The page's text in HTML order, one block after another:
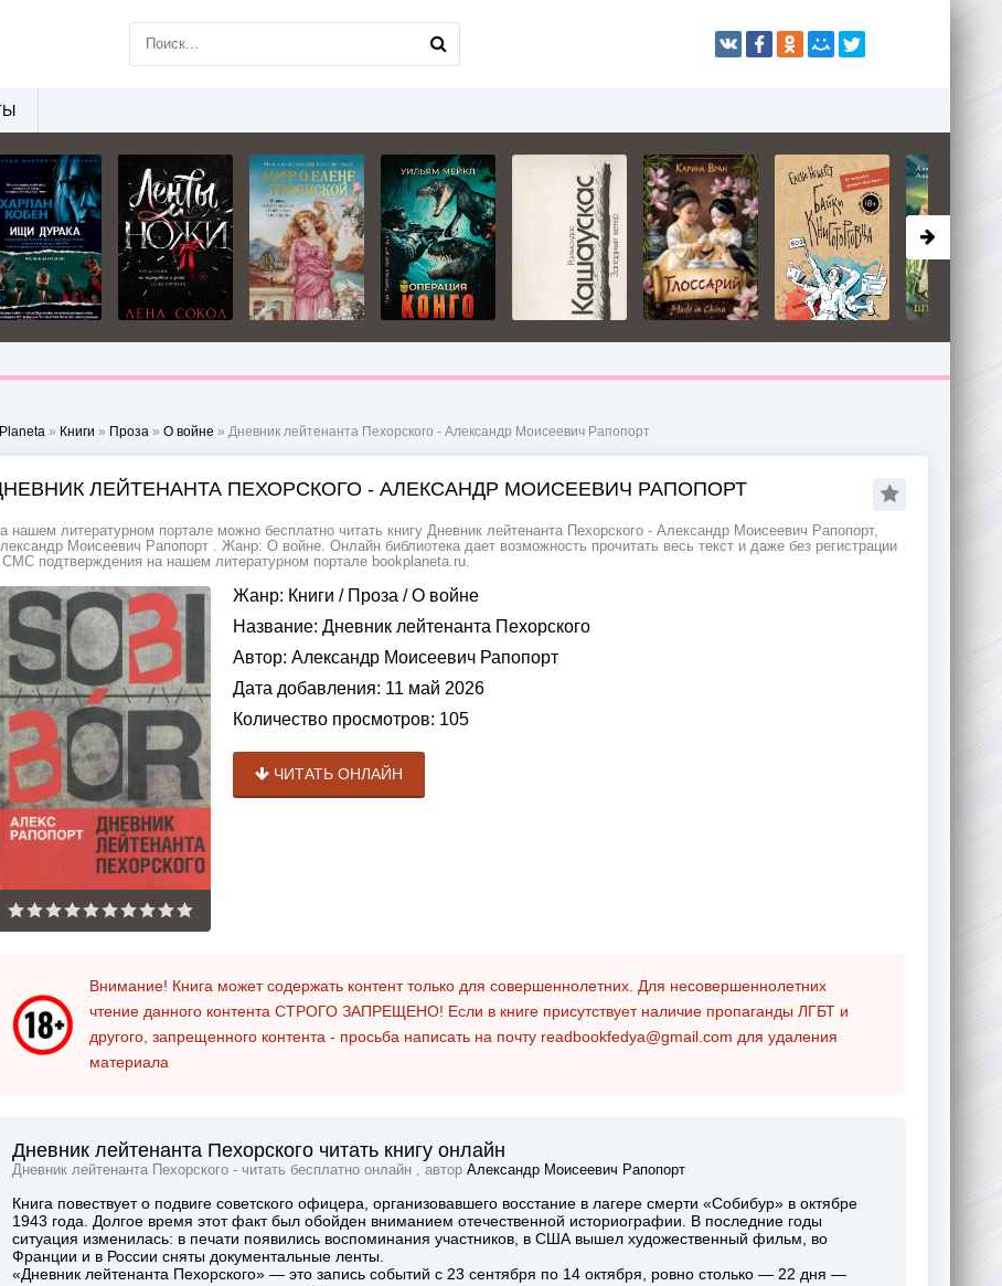
» Книги » Проза » О войне » Дневник лейтенанта Пехорского - Александр Моисеевич Рапопорт
ЛЕЙТЕНАНТА ПЕХОРСКОГО - АЛЕКСАНДР МОИСЕЕВИЧ РАПОПОРТ
нашем литературном портале можно бесплатно читать книгу Дневник лейтенанта Пехорского - Александр Моисеевич Рапопорт,
Моисеевич Рапопорт . Жанр: О войне. Онлайн библиотека дает возможность прочитать весь текст и даже без регистрации
СМС подтверждения на нашем литературном портале bookplaneta.ru.
Жанр: Книги / Проза /О войне
Название: Дневник лейтенанта Пехорского
Автор: Александр Моисеевич Рапопорт
Дата добавления: 11 май 2026
Количество просмотров: 105
ЧИТАТЬ ОНЛАЙН
Внимание! Книга может содержать контент только для совершеннолетних. Для несовершеннолетних
чтение данного контента СТРОГО ЗАПРЕЩЕНО! Если в книге присутствует наличие пропаганды ЛГБТ и
другого, запрещенного контента - просьба написать на почту readbookfedya@gmail.com для удаления
материала
Дневник лейтенанта Пехорского читать книгу онлайн
Дневник лейтенанта Пехорского - читать бесплатно онлайн , автор Александр Моисеевич Рапопорт
Книга повествует о подвиге советского офицера, организовавшего восстание в лагере смерти «Собибур» в октябре
1943 года. Долгое время этот факт был обойден вниманием отечественной историографии. В последние годы
ситуация изменилась: в печати появились воспоминания участников, в США вышел художественный фильм, во
Франции и в России сняты документальные ленты.
«Дневник лейтенанта Пехорского» — это запись событий с 23 сентября по 14 октября, ровно столько — 22 дня —